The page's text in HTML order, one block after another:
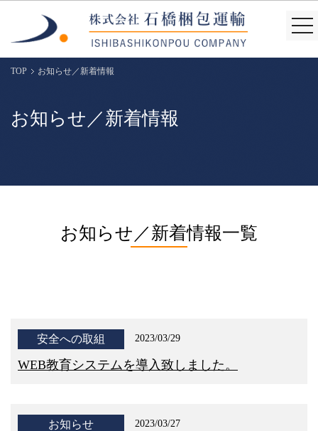
TOP お知らせ／新着情報
お知らせ／新着情報
お知らせ／新着情報一覧
安全への取組 2023/03/29
WEB教育システムを導入致しました。
お知らせ 2023/03/27